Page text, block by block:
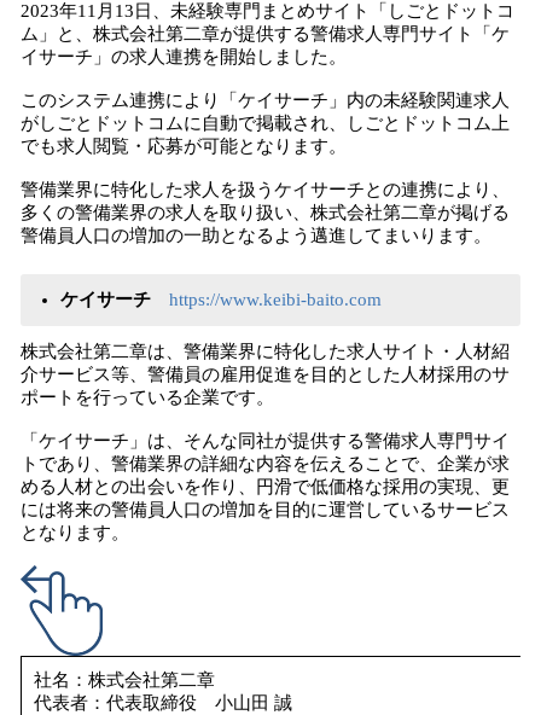
2023年11月13日、未経験専門まとめサイト「しごとドットコ
ム」と、株式会社第二章が提供する警備求人専門サイト「ケ
イサーチ」の求人連携を開始しました。
このシステム連携により「ケイサーチ」内の未経験関連求人
がしごとドットコムに自動で掲載され、しごとドットコム上
でも求人閲覧・応募が可能となります。
警備業界に特化した求人を扱うケイサーチとの連携により、
多くの警備業界の求人を取り扱い、株式会社第二章が掲げる
警備員人口の増加の一助となるよう邁進してまいります。
ケイサーチ https://www.keibi-baito.com
株式会社第二章は、警備業界に特化した求人サイト・人材紹
介サービス等、警備員の雇用促進を目的とした人材採用のサ
ポートを行っている企業です。
「ケイサーチ」は、そんな同社が提供する警備求人専門サイ
トであり、警備業界の詳細な内容を伝えることで、企業が求
める人材との出会いを作り、円滑で低価格な採用の実現、更
には将来の警備員人口の増加を目的に運営しているサービス
となります。
社名：株式会社第二章
代表者：代表取締役 小山田 誠